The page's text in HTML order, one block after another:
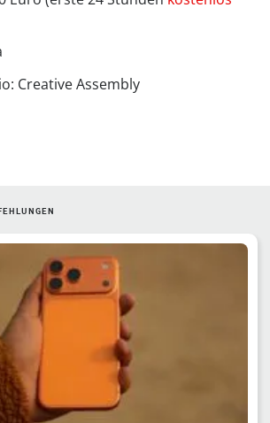
Creative Assembly